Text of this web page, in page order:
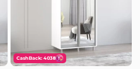
CashBack: 4038